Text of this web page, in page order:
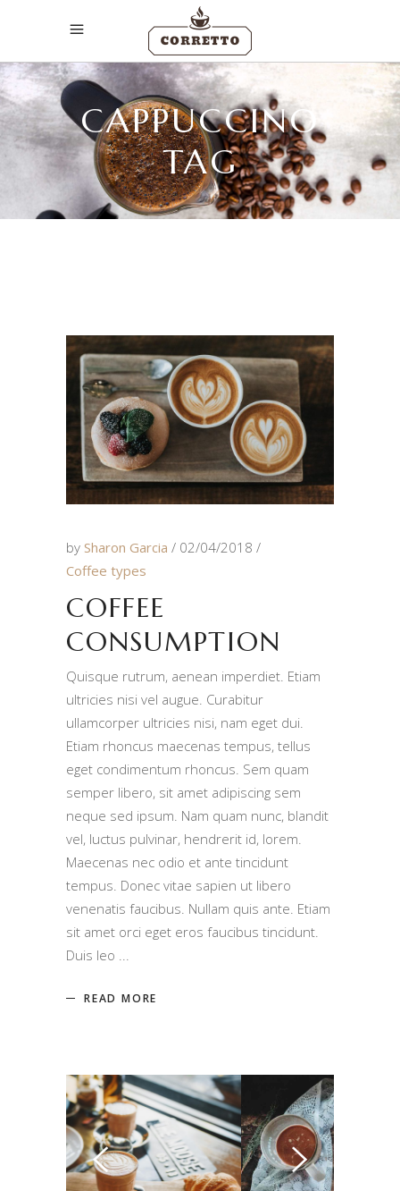
CAPPUCCINO
TAG
by Sharon Garcia
02/04/2018
Coffee types
COFFEE
CONSUMPTION
Quisque rutrum, aenean imperdiet. Etiam
ultricies nisi vel augue. Curabitur
ullamcorper ultricies nisi, nam eget dui.
Etiam rhoncus maecenas tempus, tellus
eget condimentum rhoncus. Sem quam
semper libero, sit amet adipiscing sem
neque sed ipsum. Nam quam nunc, blandit
vel, luctus pulvinar, hendrerit id, lorem.
Maecenas nec odio et ante tincidunt
tempus. Donec vitae sapien ut libero
venenatis faucibus. Nullam quis ante. Etiam
sit amet orci eget eros faucibus tincidunt.
Duis leo
READ MORE